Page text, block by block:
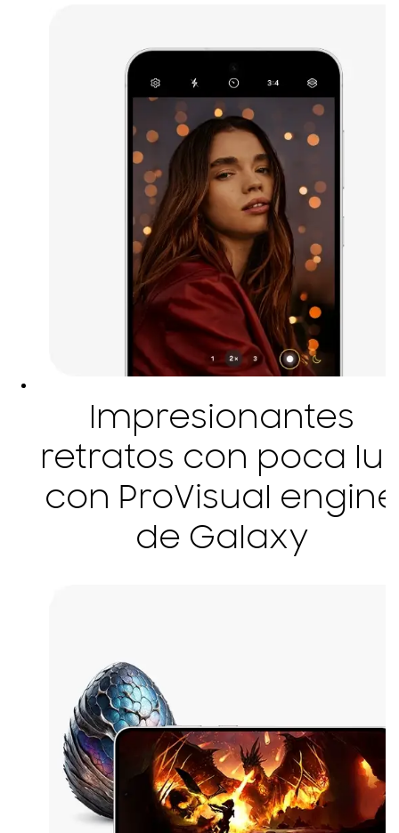
Impresionantes
retratos con poca
con ProVisual engine
de Galaxy